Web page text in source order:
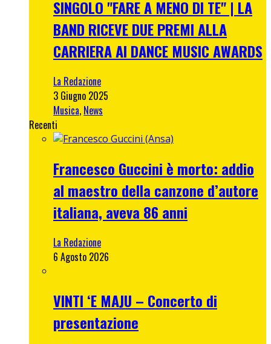
SINGOLO "FARE A MENO DI TE" | LA
BAND RICEVE DUE PREMI ALLA
CARRIERA AI DANCE MUSIC AWARDS
La Redazione
3 Giugno 2025
Musica, News
Recenti
Francesco Guccini è morto: addio
al maestro della canzone d’autore
italiana, aveva 86 anni
La Redazione
6 Agosto 2026
VINTI ‘E MAJU – Concerto di
presentazione